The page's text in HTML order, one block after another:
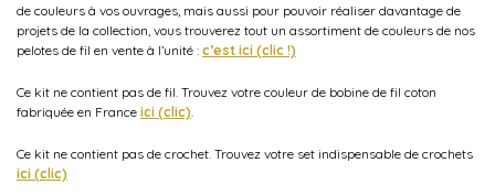
de couleurs à vos ouvrages, mais aussi pour pouvoir réaliser davantage de
projets de la collection, vous trouverez tout un assortiment de couleurs de nos
pelotes de fil en vente à l’unité : c’est ici (clic !)
Ce kit ne contient pas de fil. Trouvez votre couleur de bobine de fil coton
fabriquée en France ici (clic)
Ce kit ne contient pas de crochet. Trouvez votre set indispensable de crochets
ici (clic)